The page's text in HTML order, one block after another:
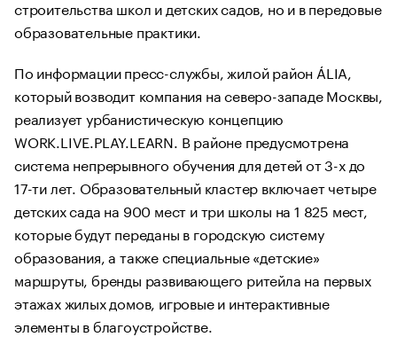
строительства школ и детских садов, но и в передовые
образовательные практики.
По информации пресс-службы, жилой район ÁLIA,
который возводит компания на северо-западе Москвы,
реализует урбанистическую концепцию
WORK.LIVE.PLAY.LEARN. В районе предусмотрена
система непрерывного обучения для детей от 3-х до
17-ти лет. Образовательный кластер включает четыре
детских сада на 900 мест и три школы на 1 825 мест,
которые будут переданы в городскую систему
образования, а также специальные «детские»
маршруты, бренды развивающего ритейла на первых
этажах жилых домов, игровые и интерактивные
элементы в благоустройстве.